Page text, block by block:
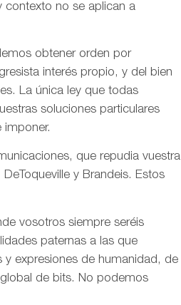
contexto no se aplican a
obtener orden por
interés propio, y del bien
La única ley que todas
soluciones particulares
que repudia vuestra
y Brandeis. Estos
vosotros siempre seréis
paternas a las que
expresiones de humanidad, de
de bits. No podemos